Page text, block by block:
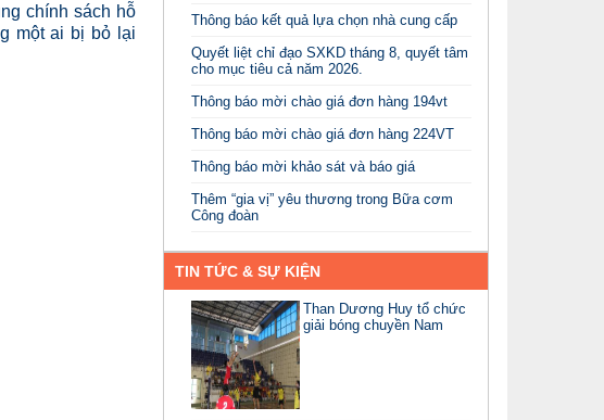
chính sách hỗ
một ai bị bỏ lại
Thông báo kết quả lựa chọn nhà cung cấp
Quyết liệt chỉ đạo SXKD tháng 8, quyết tâm
cho mục tiêu cả năm 2026.
Thông báo mời chào giá đơn hàng 194vt
Thông báo mời chào giá đơn hàng 224VT
Thông báo mời khảo sát và báo giá
Thêm “gia vị” yêu thương trong Bữa cơm
Công đoàn
TIN TỨC & SỰ KIỆN
Than Dương Huy tổ chức
giải bóng chuyền Nam